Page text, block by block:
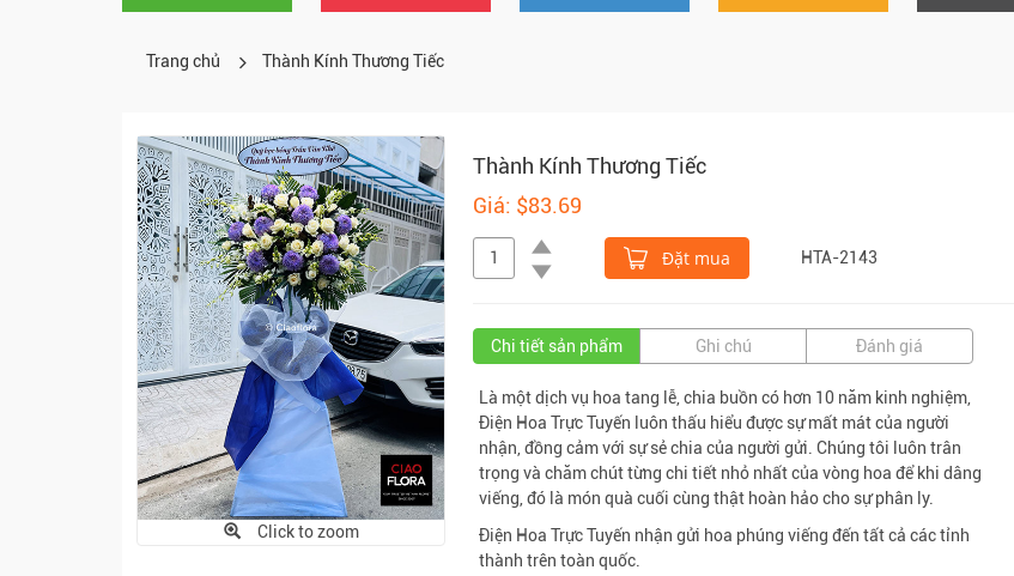
Trang chủ Thành Kính Thương Tiếc
Click to zoom
Thành Kính Thương Tiếc
Giá: $83.69
Đặt mua HTA-2143
Chi tiết sản phẩm Ghi chú Đánh giá
Là một dịch vụ hoa tang lễ, chia buồn có hơn 10 năm kinh nghiệm,
Điện Hoa Trực Tuyến luôn thấu hiểu được sự mất mát của người
nhận, đồng cảm với sự sẻ chia của người gửi. Chúng tôi luôn trân
trọng và chăm chút từng chi tiết nhỏ nhất của vòng hoa để khi dâng
viếng, đó là món quà cuối cùng thật hoàn hảo cho sự phân ly.
Điện Hoa Trực Tuyến nhận gửi hoa phúng viếng đến tất cả các tỉnh
thành trên toàn quốc.